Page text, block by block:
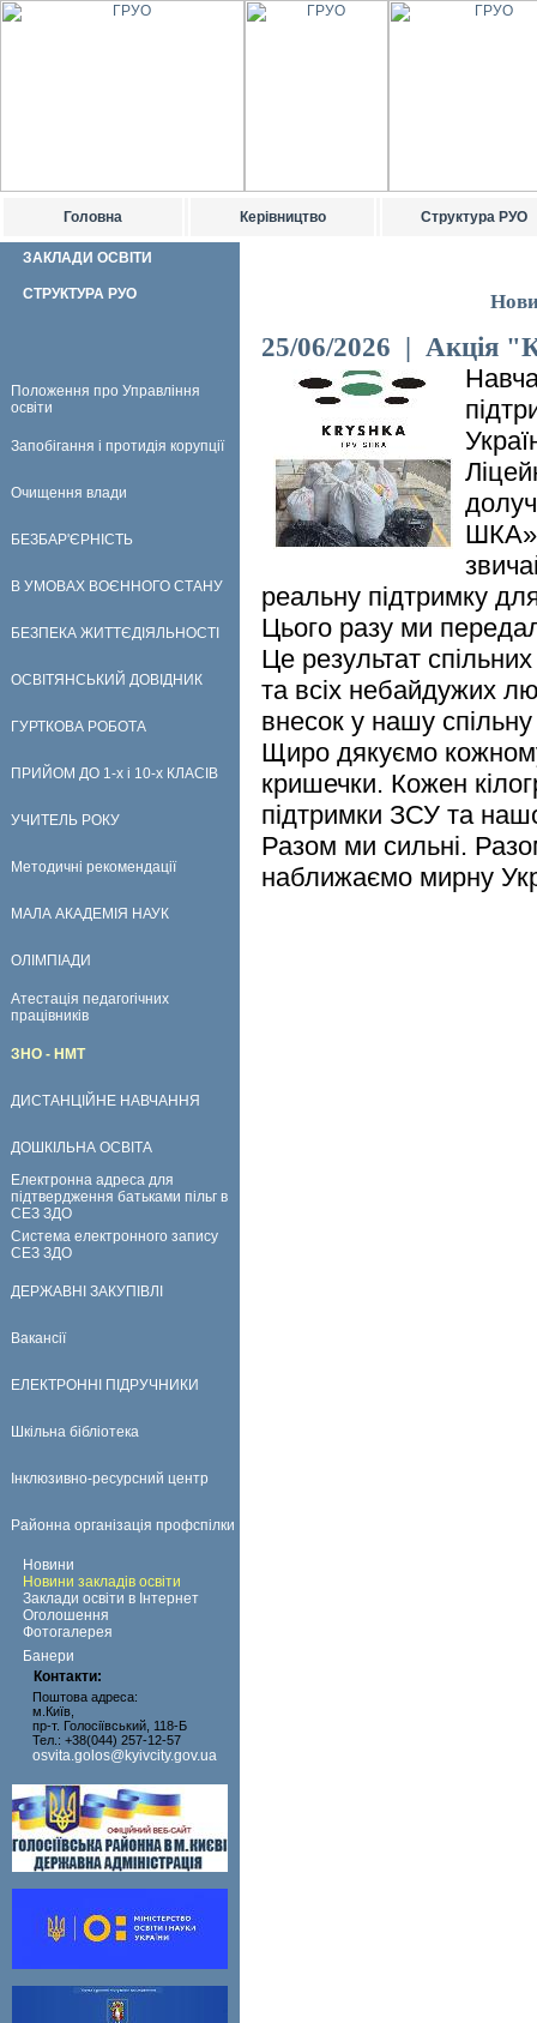
Головна Керівництво Структура РУО
ЗАКЛАДИ ОСВІТИ
СТРУКТУРА РУО
Положення про Управління
освіти
Запобігання і протидія корупції
Очищення влади
БЕЗБАР'ЄРНІСТЬ
В УМОВАХ ВОЄННОГО СТАНУ
БЕЗПЕКА ЖИТТЄДІЯЛЬНОСТІ
ОСВІТЯНСЬКИЙ ДОВІДНИК
ГУРТКОВА РОБОТА
ПРИЙОМ ДО 1-х і 10-х КЛАСІВ
УЧИТЕЛЬ РОКУ
Методичні рекомендації
МАЛА АКАДЕМІЯ НАУК
ОЛІМПІАДИ
Атестація педагогічних
працівників
ЗНО - НМТ
ДИСТАНЦІЙНЕ НАВЧАННЯ
ДОШКІЛЬНА ОСВІТА
Електронна адреса для
підтвердження батьками пільг в
СЕЗ ЗДО
Система електронного запису
СЕЗ ЗДО
ДЕРЖАВНІ ЗАКУПІВЛІ
Вакансії
ЕЛЕКТРОННІ ПІДРУЧНИКИ
Шкільна бібліотека
Інклюзивно-ресурсний центр
Районна організація профспілки
Новини
Новини закладів освіти
Заклади освіти в Інтернет
Оголошення
Фотогалерея
Банери
Контакти:
Поштова адреса:
м.Київ,
пр-т. Голосіївський, 118-Б
Тел.: +38(044) 257-12-57
osvita.golos@kyivcity.gov.ua
25/06/2026 | Акція
реальну підтримку
Цього разу ми
Це результат спільних
та всіх небайдужих
внесок у нашу
Щиро дякуємо
кришечки. Кожен
підтримки ЗСУ та
Разом ми сильні.
наближаємо мирну